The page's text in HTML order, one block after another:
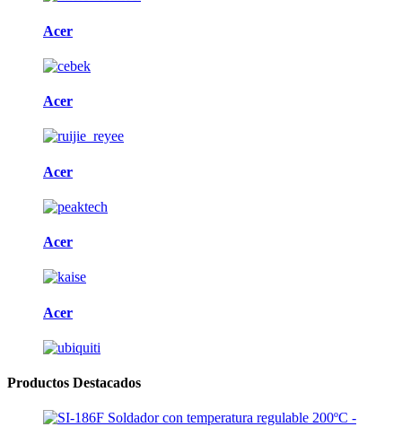
Acer
Acer
Acer
Acer
Acer
Productos Destacados